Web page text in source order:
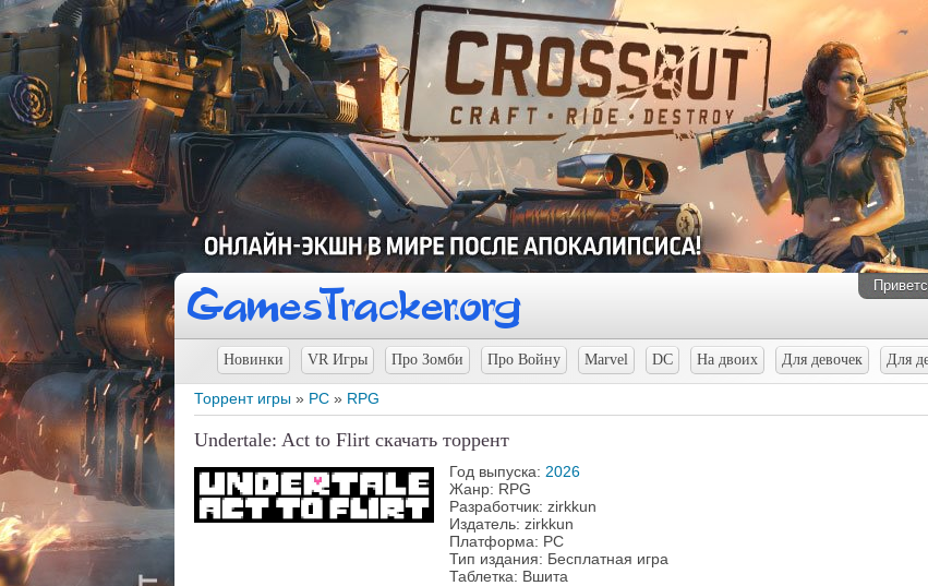
Новинки VR Игры Про Зомби Про Войну Marvel DC На двоих Для девочек Для
Торрент игры » PC » RPG
Undertale: Act to Flirt скачать торрент
Год выпуска: 2026
Жанр: RPG
Разработчик: zirkkun
Издатель: zirkkun
Платформа: PC
Тип издания: Бесплатная игра
Таблетка: Вшита